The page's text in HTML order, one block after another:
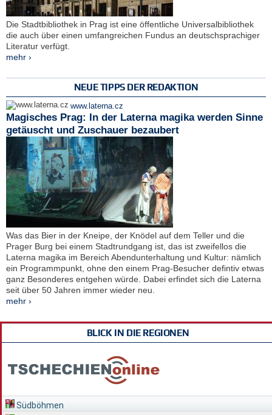
Die Stadtbibliothek in Prag ist eine öffentliche Universalbibliothek
die auch über einen umfangreichen Fundus an deutschsprachiger
Literatur verfügt.
mehr ›
NEUE TIPPS DER REDAKTION
www.laterna.cz
Magisches Prag: In der Laterna magika werden Sinne
getäuscht und Zuschauer bezaubert
Was das Bier in der Kneipe, der Knödel auf dem Teller und die
Prager Burg bei einem Stadtrundgang ist, das ist zweifellos die
Laterna magika im Bereich Abendunterhaltung und Kultur: nämlich
ein Programmpunkt, ohne den einem Prag-Besucher defintiv etwas
ganz Besonderes entgehen würde. Dabei erfindet sich die Laterna
seit über 50 Jahren immer wieder neu.
mehr ›
BLICK IN DIE REGIONEN
Südböhmen